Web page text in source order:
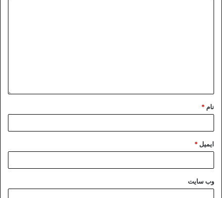
نام *
ایمیل *
وب‌ سایت